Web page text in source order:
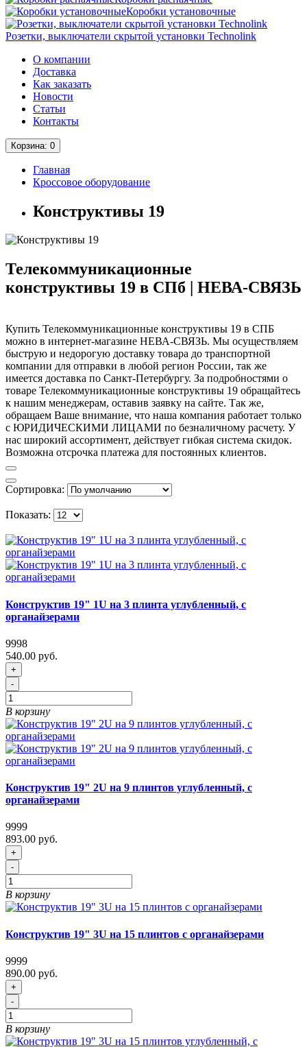
Коробки установочные
Розетки, выключатели скрытой установки Technolink
О компании
Доставка
Как заказать
Новости
Статьи
Контакты
Корзина: 0
Главная
Кроссовое оборудование
Конструктивы 19
Телекоммуникационные
конструктивы 19 в СПб | НЕВА-СВЯЗЬ
Купить Телекоммуникационные конструктивы 19 в СПБ
можно в интернет-магазине НЕВА-СВЯЗЬ. Мы осуществляем
быструю и недорогую доставку товара до транспортной
компании для отправки в любой регион России, так же
имеется доставка по Санкт-Петербургу. За подробностями о
товаре Телекоммуникационные конструктивы 19 обращайтесь
к нашим менеджерам, оставив заявку на сайте. Так же,
обращаем Ваше внимание, что наша компания работает только
с ЮРИДИЧЕСКИМИ ЛИЦАМИ по безналичному расчету. У
нас широкий ассортимент, действует гибкая система скидок.
Возможна отсрочка платежа для постоянных клиентов.
Сортировка:
Показать:
Конструктив 19" 1U на 3 плинта углубленный, с
органайзерами
9998
540.00 руб.
+
-
В корзину
Конструктив 19" 2U на 9 плинтов углубленный, с
органайзерами
9999
893.00 руб.
+
-
В корзину
Конструктив 19" 3U на 15 плинтов с органайзерами
9999
890.00 руб.
+
-
В корзину